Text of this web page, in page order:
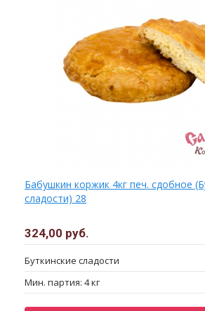
Бабушкин коржик 4кг печ. сдобное
сладости) 28
324,00 руб.
Буткинские сладости
Мин. партия: 4 кг